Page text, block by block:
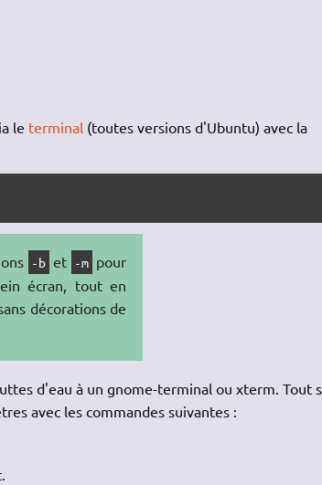
le terminal(toutes versions d'Ubuntu) avec la
-b et -m pour
écran, tout en
décorations de
d'eau à un gnome-terminal ou xterm. Tout
avec les commandes suivantes :